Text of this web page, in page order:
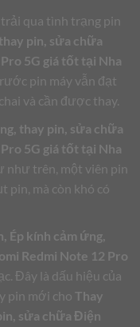
qua tình trạng pin
pin, sửa chữa
5G giá tốt tại Nha
pin máy vẫn đạt
và cần được thay.
thay pin, sửa chữa
5G giá tốt tại Nha
như trên, một viên pin
pin, mà còn khó có
Ép kính cảm ứng,
Redmi Note 12 Pro
Đây là dấu hiệu của
pin mới cho Thay
sửa chữa Điện